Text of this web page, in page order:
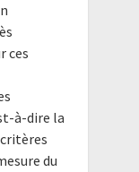
ces
à-dire la
du